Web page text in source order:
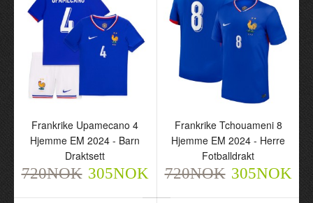
Frankrike Upamecano 4
Hjemme EM 2024 - Barn
Draktsett
720NOK 305NOK
Frankrike Tchouameni 8
Hjemme EM 2024 - Herre
Fotballdrakt
720NOK 305NOK